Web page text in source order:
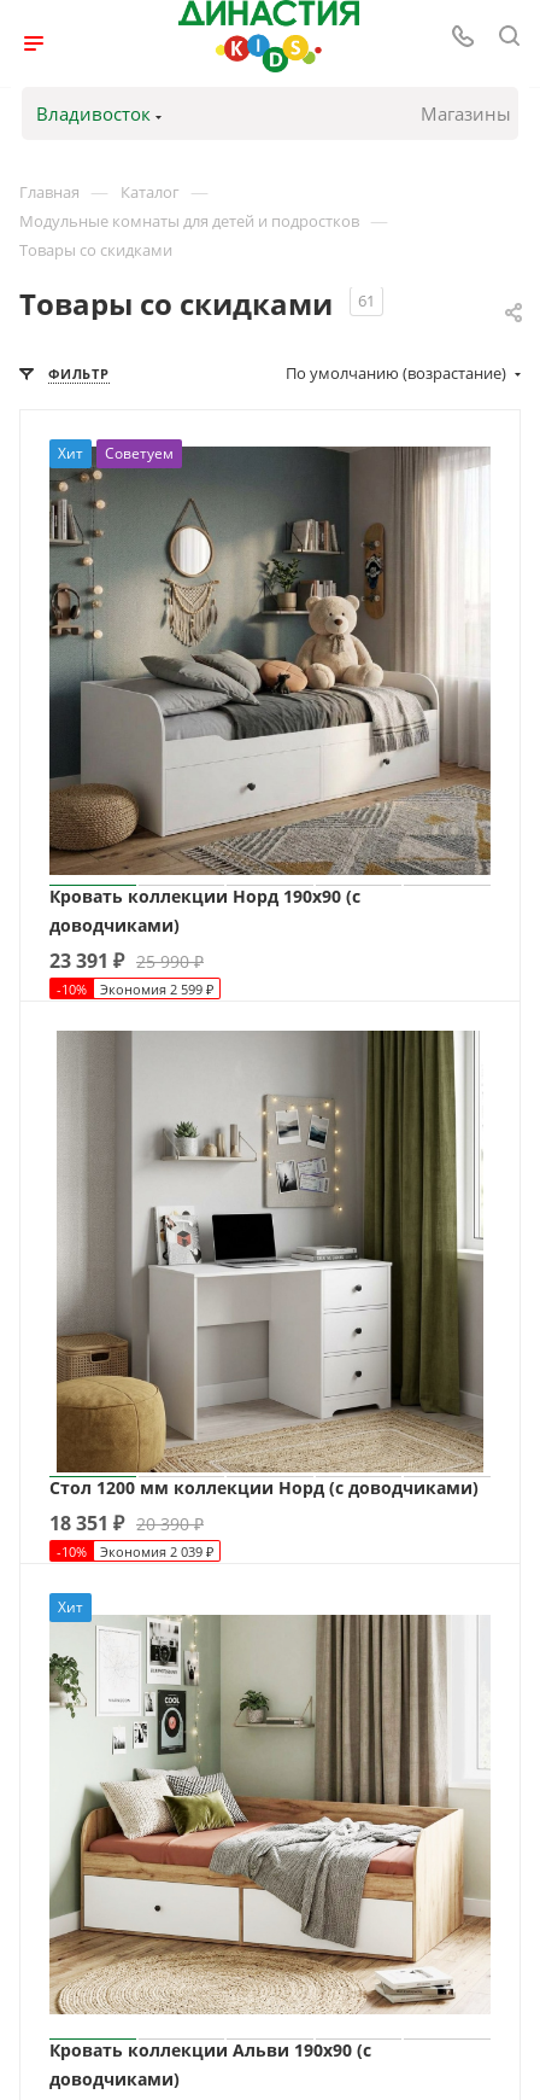
Владивосток Магазины
Главная — Каталог —
Модульные комнаты для детей и подростков —
Товары со скидками
Товары со скидками 61
ФИЛЬТР По умолчанию (возрастание)
Хит Советуем
Кровать коллекции Норд 190х90 (с
доводчиками)
23 391 ₽ 25 990₽
-10% Экономия 2 599 ₽
Стол 1200 мм коллекции Норд (с доводчиками)
18 351 ₽ 20 390₽
-10% Экономия 2 039 ₽
Хит
Кровать коллекции Альви 190х90 (с
доводчиками)